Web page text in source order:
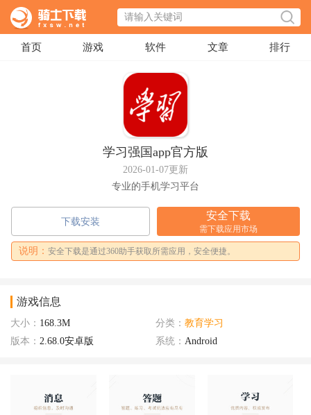
首页 游戏 软件 文章 排行
学习强国app官方版
2026-01-07更新
专业的手机学习平台
下载安装
安全下载
需下载应用市场
说明： 安全下载是通过360助手获取所需应用，安全便捷。
游戏信息
大小： 168.3M 分类： 教育学习
版本： 2.68.0安卓版 系统： Android